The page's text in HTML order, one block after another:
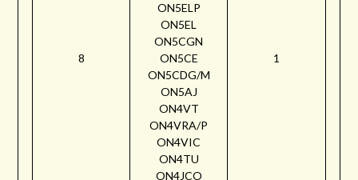
8
ON5ELP
ON5EL
ON5CGN
ON5CE
ON5CDG/M
ON5AJ
ON4VT
ON4VRA/P
ON4VIC
ON4TU
ON4JCO
1